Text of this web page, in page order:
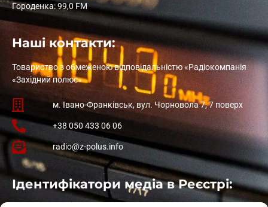
Городенка: 99,0 FM
Наші контакти:
Товариство з обмеженою відповідальністю «Радіокомпанія
«Західний полюс»
м. Івано-Франківськ, вул. Чорновола 7, 7 поверх
+38 050 433 06 06
radio@z-polus.info
Ідентифікатори медіа в Реєстрі: